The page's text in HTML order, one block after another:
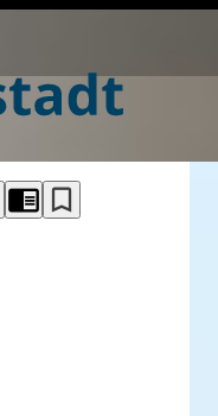
chrome_reader_mode bookmark_border